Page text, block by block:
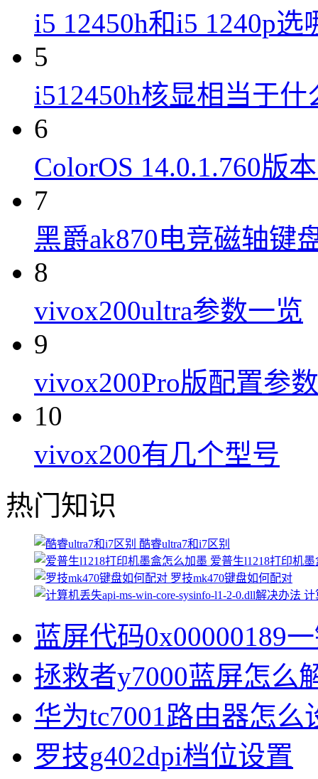
i5 12450h和i5 1240p选
5
i512450h核显相当于什
6
ColorOS 14.0.1.760版
7
黑爵ak870电竞磁轴键
8
vivox200ultra参数一览
9
vivox200Pro版配置参数
10
vivox200有几个型号
热门知识
酷睿ultra7和i7区别
爱普生l1218打印机
罗技mk470键盘如何配对
计
蓝屏代码0x00000189
拯救者y7000蓝屏怎么
华为tc7001路由器怎么
罗技g402dpi档位设置